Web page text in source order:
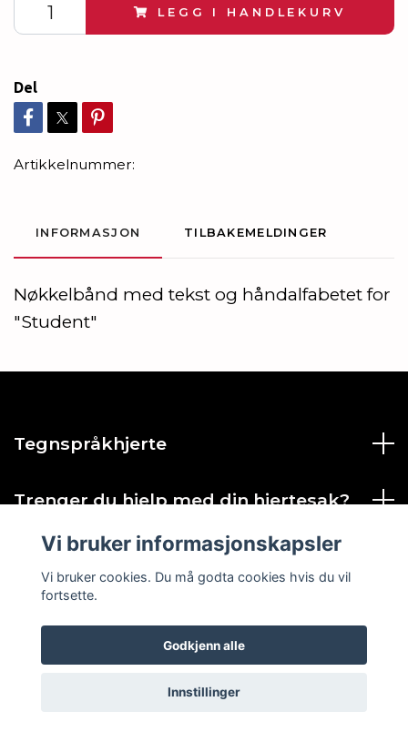
LEGG I HANDLEKURV
Del
Artikkelnummer:
INFORMASJON TILBAKEMELDINGER
Nøkkelbånd med tekst og håndalfabetet for
"Student"
Tegnspråkhjerte
Trenger du hjelp med din hjertesak?
Sosiale medier
© 2026 Tegnspråkhjerte AS
Vi bruker informasjonskapsler
Vi bruker cookies. Du må godta cookies hvis du vil
fortsette.
Godkjenn alle
Innstillinger